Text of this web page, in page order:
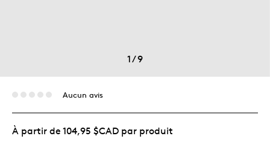
1/9
Aucun avis
À partir de 104,95 $CAD par produit